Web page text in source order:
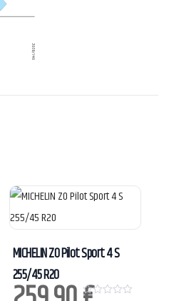
MICHELIN ZO Pilot Sport 4 S
255/45 R20